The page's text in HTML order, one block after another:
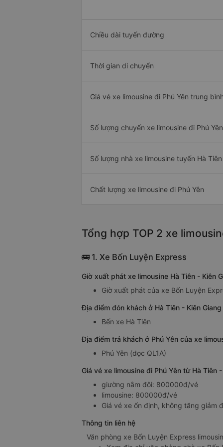
Chiều dài tuyến đường
Thời gian di chuyển
Giá vé xe limousine đi Phú Yên trung bình
Số lượng chuyến xe limousine đi Phú Yên
Số lượng nhà xe limousine tuyến Hà
Chất lượng xe limousine đi Phú Yên
Tổng hợp TOP 2 xe
🚌 1. Xe Bốn Luyện Express
Giờ xuất phát xe limousine Hà Tiên - Kiên
Giờ xuất phát của xe Bốn Luyện
Địa điểm đón khách ở Hà Tiên - Kiên
Bến xe Hà Tiên
Địa điểm trả khách ở Phú Yên của xe
Phú Yên (dọc QL1A)
Giá vé xe limousine đi Phú Yên từ Hà Tiên
giường nằm đôi: 800000đ/vé
limousine: 800000đ/vé
Giá vé xe ổn định, không tăng giảm
Thông tin liên hệ
Văn phòng xe Bốn Luyện Express